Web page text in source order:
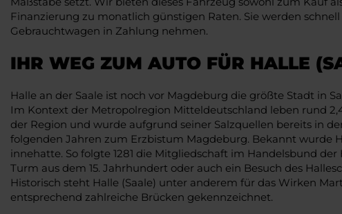
Finanzierung zu monatlich günstigen Raten. Sie werden
Gebrauchtwagen in Zahlung nehmen.
IHR WEG ZUM AUTO FÜR HALLE
Halle an der Saale ist noch vor Magdeburg die größte Stadt in
Im Kontext der Metropolregion Mitteldeutschland leben rund
der Region und wurde aufgrund seiner Salzquellen bereits in
folgenden Jahren zum Erzbistum Magdeburg. Bekannt wurde
innehatte. So folgte 1281 die Mitgliedschaft im Handelsbund
Turm aus dem 15. Jahrhundert oder auch ein Besuch des
Historisch steht Halle (Saale) unter anderem für das Wirken
entsprechend zahlreiche Brücken gekennzeichnet.